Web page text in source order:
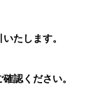
たします。
認ください。